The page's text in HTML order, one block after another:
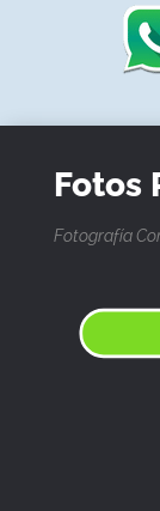
Fotos
Fotografía